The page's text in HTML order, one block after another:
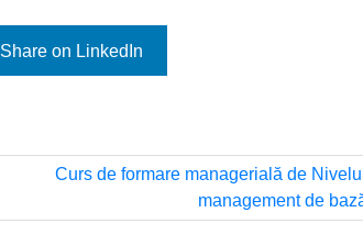
Share on LinkedIn
Curs de formare managerială de
management de